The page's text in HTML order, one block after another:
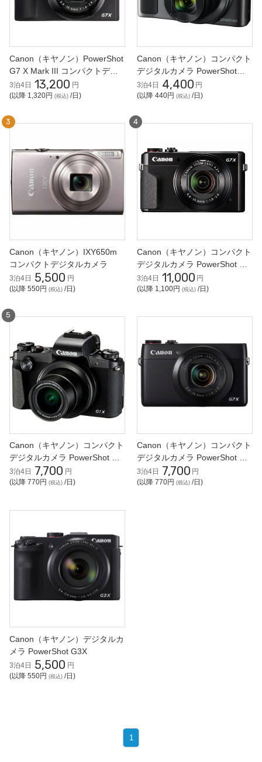
Canon（キヤノン）PowerShot
G7 X Mark III コンパクトデジ
タルカメラ
3泊4日 13,200 円
(以降 1,320円 (税込) /日)
Canon（キヤノン）コンパクト
デジタルカメラ PowerShot
SX620 HS
3泊4日 4,400 円
(以降 440円 (税込)/日)
Canon（キヤノン）IXY650m
コンパクトデジタルカメラ
3泊4日 5,500 円
(以降 550円 (税込) /日)
Canon（キヤノン）コンパクト
デジタルカメラ PowerShot G7
X Mark II
3泊4日 11,000 円
(以降 1,100円 (税込)/日)
Canon（キヤノン）コンパクト
デジタルカメラ PowerShot G1
X Mark III
3泊4日 7,700 円
(以降 770円 (税込) /日)
Canon（キヤノン）コンパクト
デジタルカメラ PowerShot G7
X
3泊4日 7,700 円
(以降 770円 (税込)/日)
Canon（キヤノン）デジタルカ
メラ PowerShot G3X
3泊4日 5,500 円
(以降 550円 (税込) /日)
1